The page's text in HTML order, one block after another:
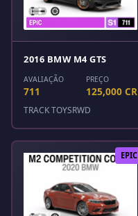
2016 BMW M4 GTS
AVALIAÇÃO
711
PREÇO
125,000 CR
TRACK TOYSRWD
EPIC